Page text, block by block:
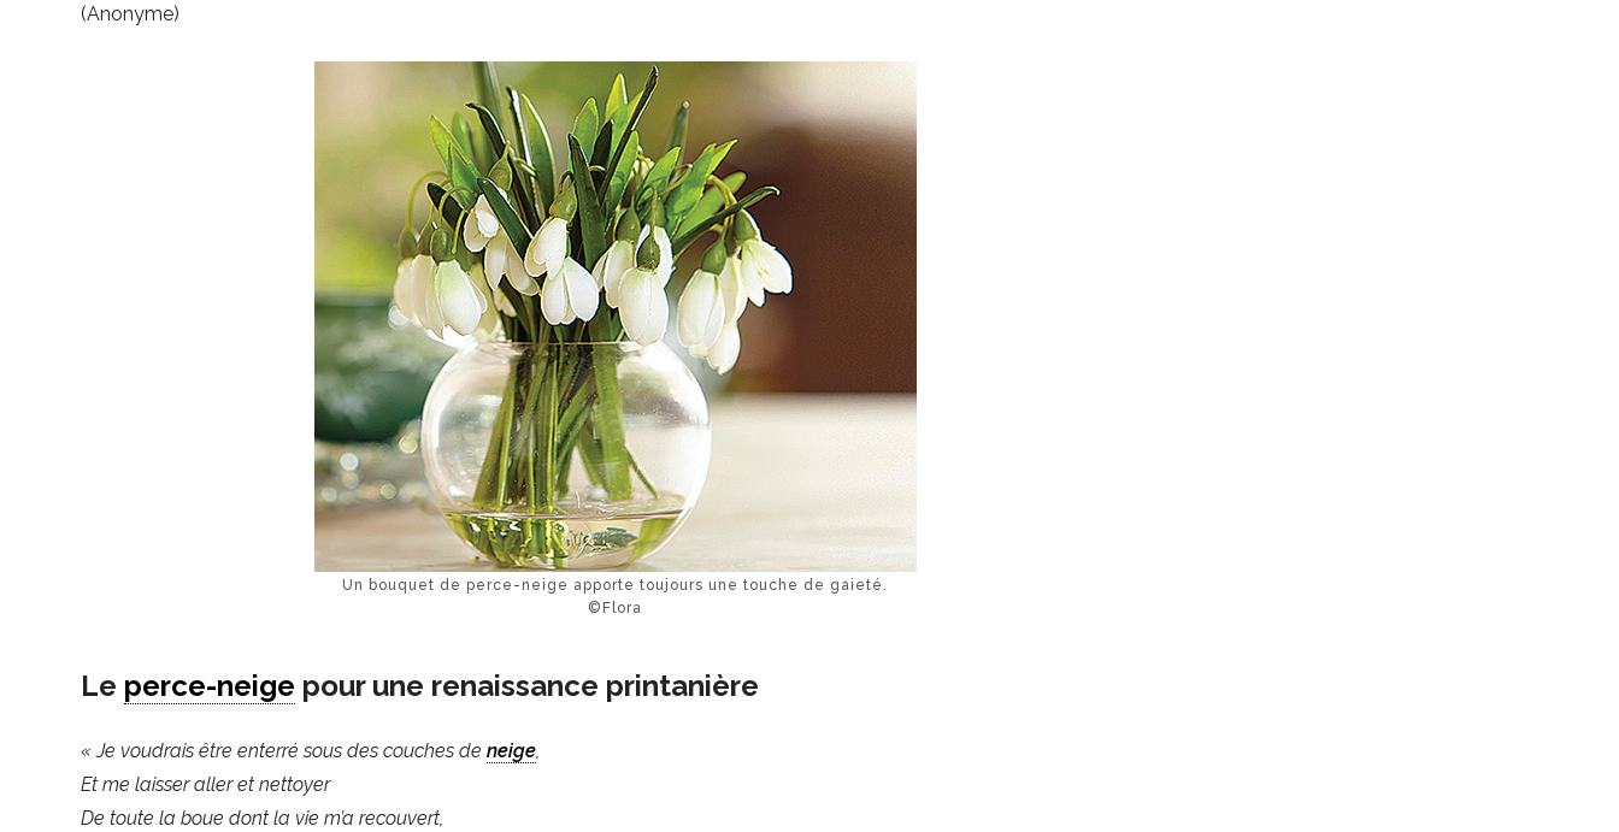
(Anonyme)
Un bouquet de perce-neige apporte toujours une touche de gaieté.
©Flora
Le perce-neige pour une renaissance printanière
« Je voudrais être enterré sous des couches deneige,
Et me laisser aller et nettoyer
De toute la boue dont la vie m’a recouvert,